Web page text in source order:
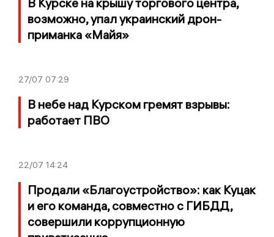
возможно, упал украинский дрон-
приманка «Майя»
27/07 07:29
В небе над Курском гремят взрывы:
работает ПВО
22/07 14:24
Продали «Благоустройство»: как Куцак
и его команда, совместно с ГИБДД,
совершили коррупционную